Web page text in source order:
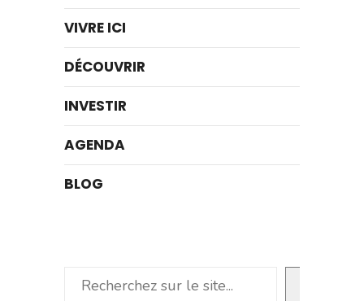
VIVRE ICI
DÉCOUVRIR
INVESTIR
AGENDA
BLOG
Rechercher